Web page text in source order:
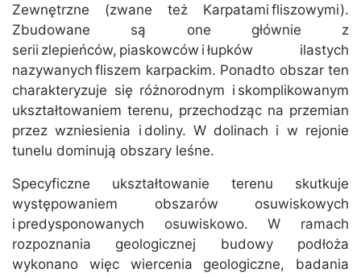
Zewnętrzne (zwane też Karpatami fliszowymi).
Zbudowane są one głównie z
serii zlepieńców, piaskowców i łupków ilastych
nazywanych fliszem karpackim. Ponadto obszar ten
charakteryzuje się różnorodnym i skomplikowanym
ukształtowaniem terenu, przechodząc na przemian
przez wzniesienia i doliny. W dolinach i w rejonie
tunelu dominują obszary leśne.
Specyficzne ukształtowanie terenu skutkuje
występowaniem obszarów osuwiskowych
i predysponowanych osuwiskowo. W ramach
rozpoznania geologicznej budowy podłoża
wykonano więc wiercenia geologiczne, badania